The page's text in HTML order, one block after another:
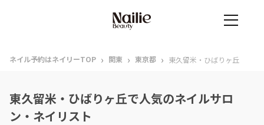
ネイル予約はネイリーTOP › 関東 › 東京都 › 東久留米・ひばりヶ丘
東久留米・ひばりヶ丘で人気のネイルサロ
ン・ネイリスト